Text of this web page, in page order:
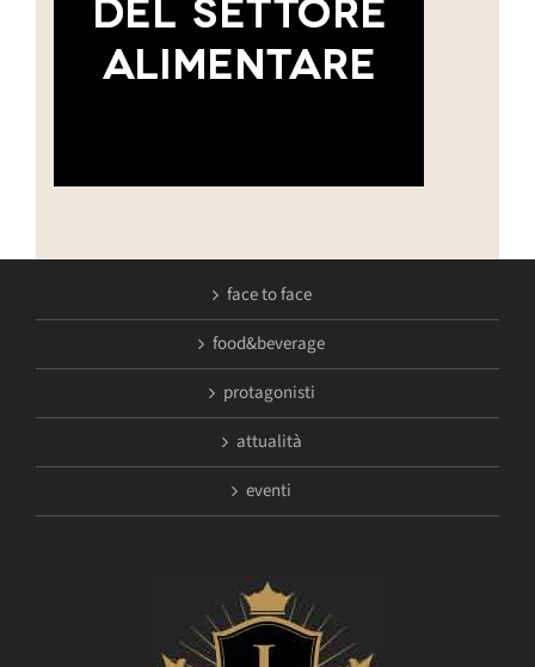
face to face
food&beverage
protagonisti
attualità
eventi